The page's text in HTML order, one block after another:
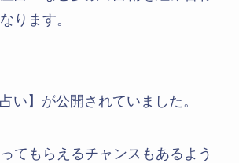
ります。
い】が公開されていました。
てもらえるチャンスもあるよう